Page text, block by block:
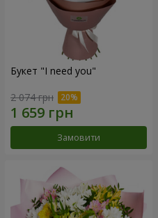
Букет "I need you"
2 074 грн
Замовити